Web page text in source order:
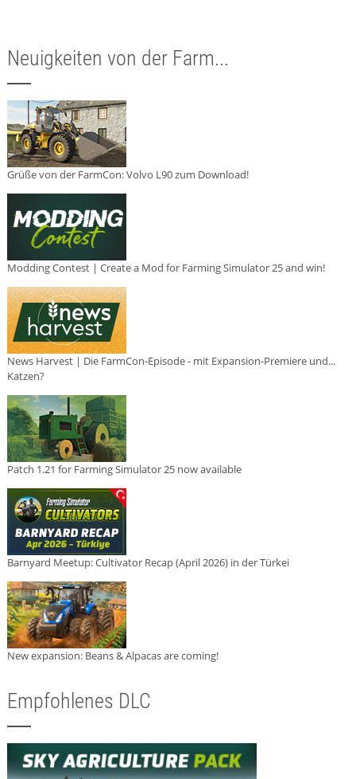
Neuigkeiten von der Farm...
Grüße von der FarmCon: Volvo L90 zum Download!
Modding Contest | Create a Mod for Farming Simulator 25 and win!
News Harvest | Die FarmCon-Episode - mit Expansion-Premiere und...
Katzen?
Patch 1.21 for Farming Simulator 25 now available
Barnyard Meetup: Cultivator Recap (April 2026) in der Türkei
New expansion: Beans & Alpacas are coming!
Empfohlenes DLC